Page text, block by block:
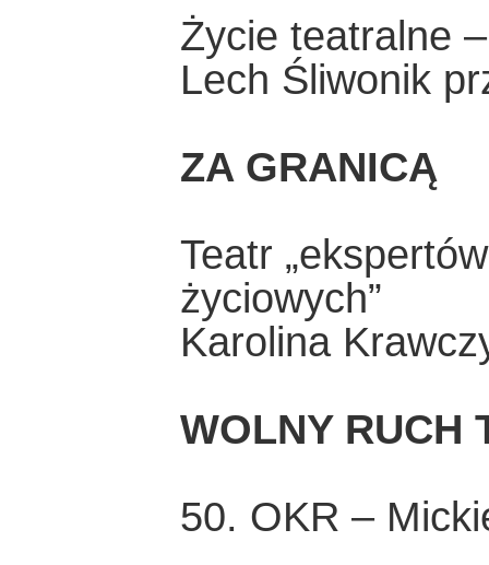
Życie teatralne
Lech Śliwonik
ZA GRANICĄ
Teatr
życiowych”
Karolina
WOLNY RUCH
50. OKR –